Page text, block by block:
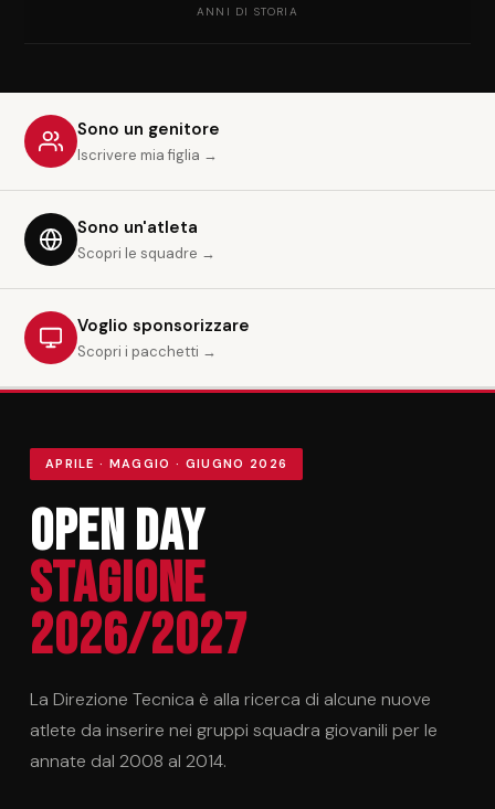
ANNI DI STORIA
Sono un genitore
Iscrivere mia figlia →
Sono un'atleta
Scopri le squadre →
Voglio sponsorizzare
Scopri i pacchetti →
APRILE · MAGGIO · GIUGNO 2026
Open Day
Stagione
2026/2027
La Direzione Tecnica è alla ricerca di alcune nuove
atlete da inserire nei gruppi squadra giovanili per le
annate dal 2008 al 2014.